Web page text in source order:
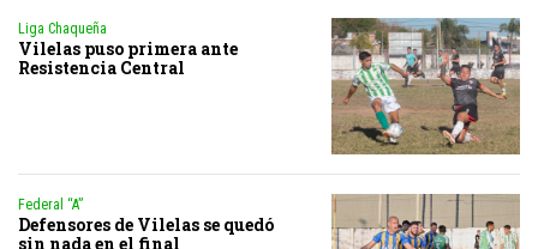
Liga Chaqueña
Vilelas puso primera ante
Resistencia Central
Federal “A”
Defensores de Vilelas se quedó
sin nada en el final